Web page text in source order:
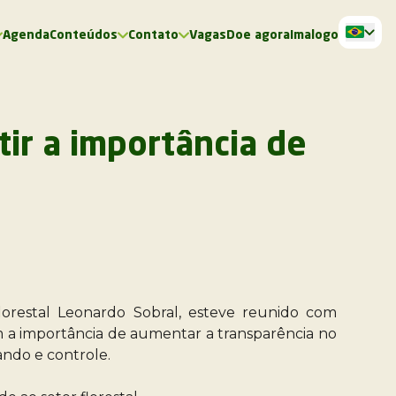
AgendaConteúdos Contato VagasDoe agora Imalogo
a importância de
Leonardo Sobral, esteve reunido com
a importância de aumentar a transparência no
e controle.